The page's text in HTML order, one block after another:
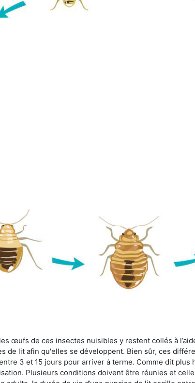
œufs de ces insectes nuisibles y restent collés à
de lit afin qu'elles se développent. Bien sûr, ces
3 et 15 jours pour arriver à terme. Comme dit
Plusieurs conditions doivent être réunies et